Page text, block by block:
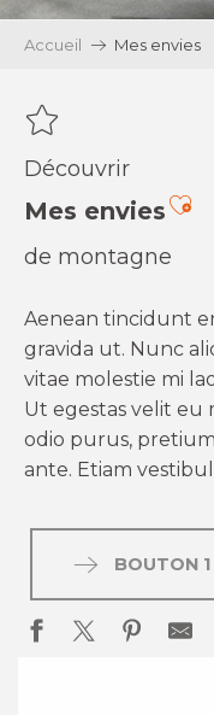
Accueil Mes envies
Découvrir
Mes envies
de montagne
Aenean tincidunt
gravida ut. Nunc
vitae molestie mi
Ut egestas velit eu
odio purus,
ante. Etiam
BOUTON 1